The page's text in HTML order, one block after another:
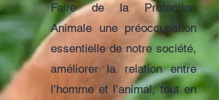
Faire de la Protection
Animale une préoccupation
essentielle de notre société,
améliorer la relation entre
l’homme et l’animal, tout en